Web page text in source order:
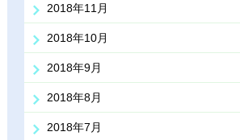
2018年11月
2018年10月
2018年9月
2018年8月
2018年7月